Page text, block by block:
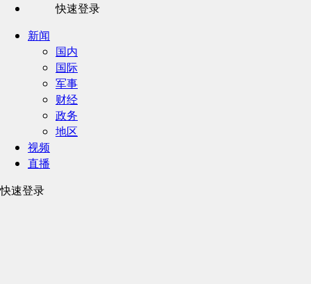
快速登录
新闻
国内
国际
军事
财经
政务
地区
视频
直播
快速登录